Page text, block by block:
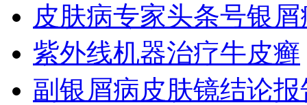
皮肤病专家头条号银屑
紫外线机器治疗牛皮癣
副银屑病皮肤镜结论报